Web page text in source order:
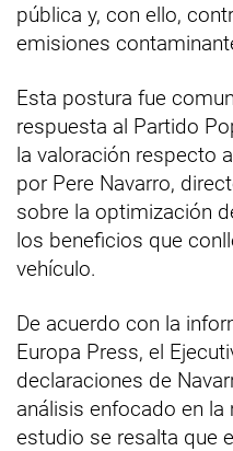
pública y, con ello,
emisiones
Esta postura fue
respuesta al Partido
la valoración respecto
por Pere Navarro,
sobre la optimización
los beneficios que
vehículo.
De acuerdo con la
Europa Press, el
declaraciones de
análisis enfocado en la
estudio se resalta que